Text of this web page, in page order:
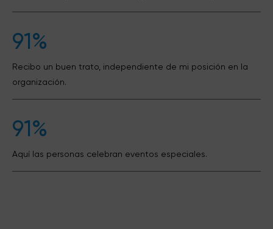
91%
Recibo un buen trato, independiente de mi posición en la
organización.
91%
Aquí las personas celebran eventos especiales.